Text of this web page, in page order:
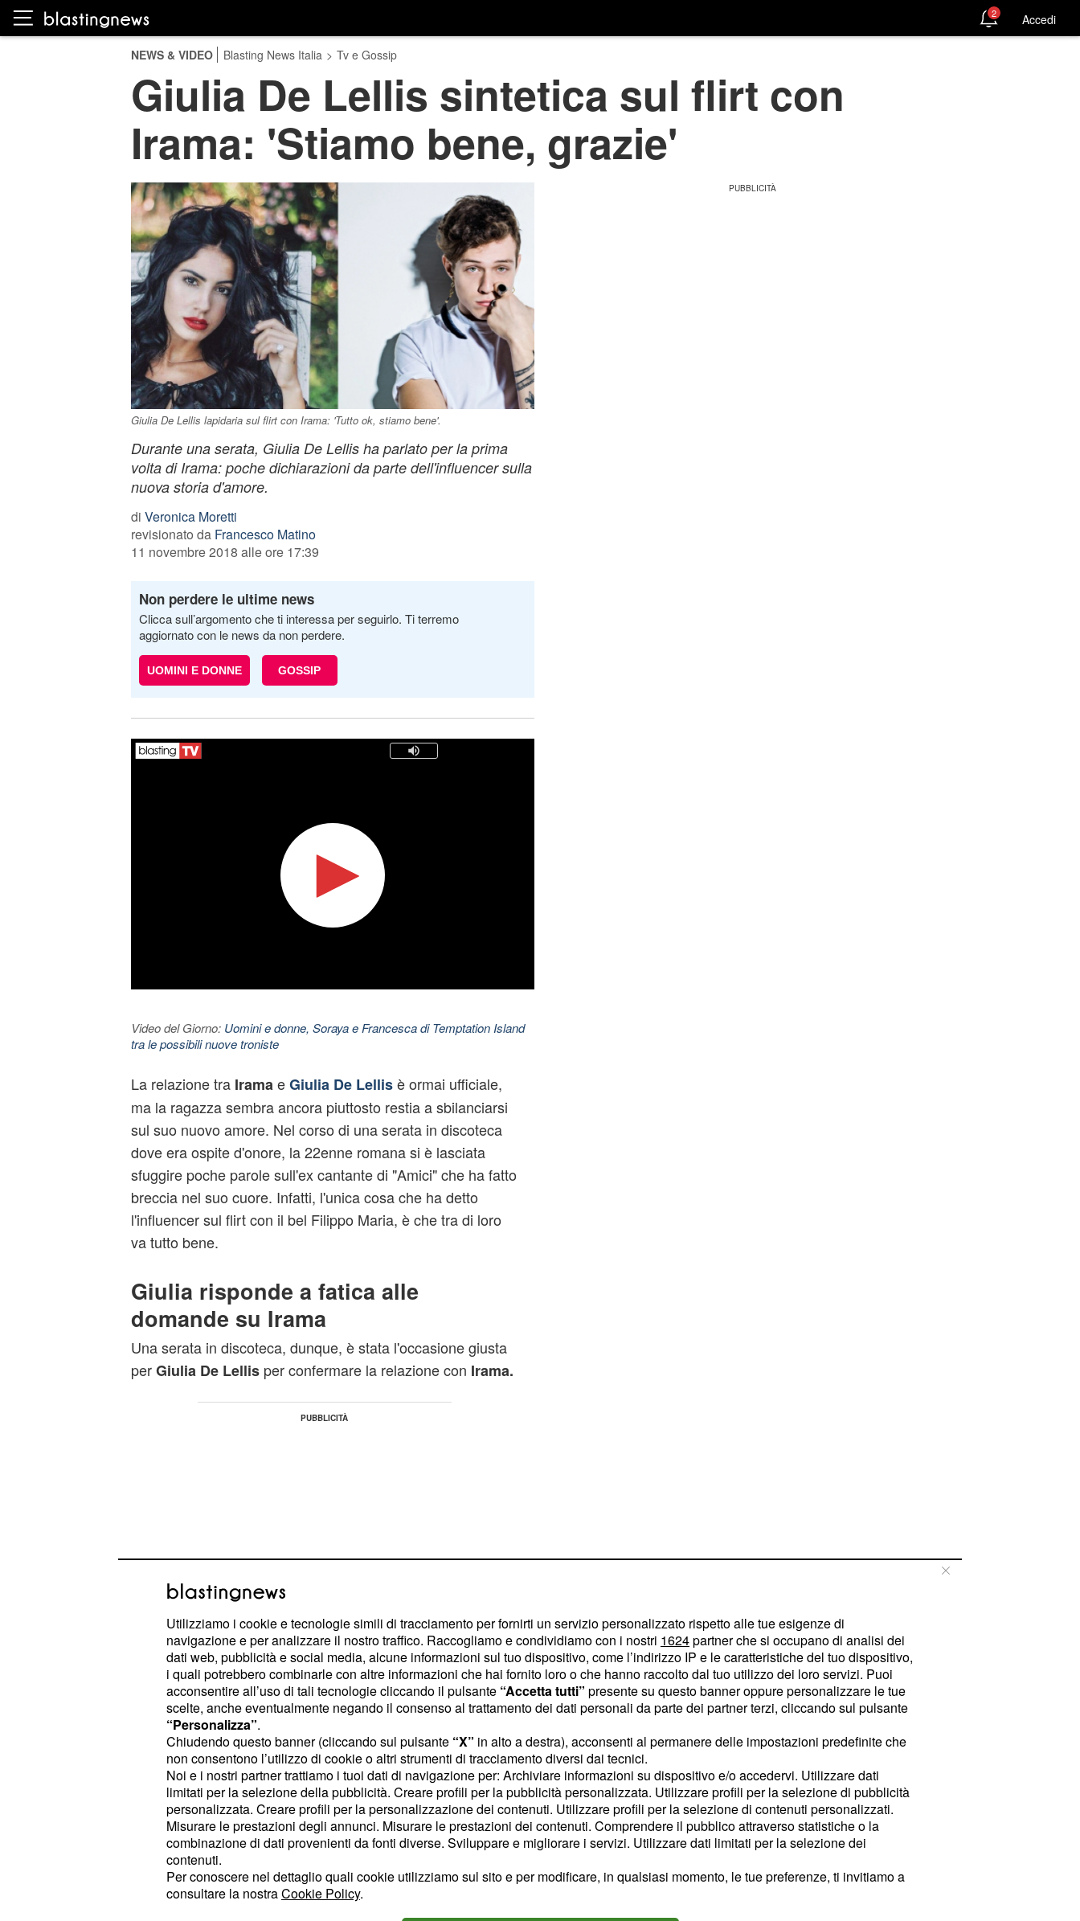
2 Accedi
NEWS & VIDEO Blasting News Italia > Tv e Gossip
Giulia De Lellis sintetica sul flirt con
Irama: 'Stiamo bene, grazie'
Giulia De Lellis lapidaria sul flirt con Irama: 'Tutto ok, stiamo bene'.
Durante una serata, Giulia De Lellis ha parlato per la prima
volta di Irama: poche dichiarazioni da parte dell'influencer sulla
nuova storia d'amore.
di Veronica Moretti
revisionato da Francesco Matino
11 novembre 2018 alle ore 17:39
Non perdere le ultime news
Clicca sull’argomento che ti interessa per seguirlo. Ti terremo
aggiornato con le news da non perdere.
UOMINI E DONNE GOSSIP
Video del Giorno: Uomini e donne, Soraya e Francesca di Temptation Island
tra le possibili nuove troniste
La relazione tra Irama eGiulia De Lellisè ormai ufficiale,
ma la ragazza sembra ancora piuttosto restia a sbilanciarsi
sul suo nuovo amore. Nel corso di una serata in discoteca
dove era ospite d'onore, la 22enne romana si è lasciata
sfuggire poche parole sull'ex cantante di "Amici" che ha fatto
breccia nel suo cuore. Infatti, l'unica cosa che ha detto
l'influencer sul flirt con il bel Filippo Maria, è che tra di loro
va tutto bene.
Giulia risponde a fatica alle
domande su Irama
Una serata in discoteca, dunque, è stata l'occasione giusta
perGiulia De Lellisper confermare la relazione con Irama.
Anche se con fatica, la giovane ha risposto alle domande di
alcuni fan che le chiedevano di sapere qualcosa in più sul
flirt con il cantautore lombardo. Dopo un momento di
esitazione, l'ex corteggiatrice di Uomini e Donne ha risposto:
"Tutto bene, grazie. Stiamo bene,ci stiamo vivendo un
Tutto bene".
Poche e ripetitive sono state le parole spese dall'influencer
per commentare la sua recente
trionfatore di "Amici 17"; una frequentazione di cui in molti
Utilizziamo i cookie e tecnologie simili di tracciamento per fornirti un servizio personalizzato rispetto alle tue esigenze di
navigazione e per analizzare il nostro traffico. Raccogliamo e condividiamo con i nostri 1624partner che si occupano di analisi dei
dati web, pubblicità e social media, alcune informazioni sul tuo dispositivo, come l’indirizzo IP e le caratteristiche del tuo dispositivo,
i quali potrebbero combinarle con altre informazioni che hai fornito loro o che hanno raccolto dal tuo utilizzo dei loro servizi. Puoi
acconsentire all’uso di tali tecnologie cliccando il pulsante “Accetta tutti” presente su questo banner oppure personalizzare le tue
scelte, anche eventualmente negando il consenso al trattamento dei dati personali da parte dei partner terzi, cliccando sul pulsante
“Personalizza”.
Chiudendo questo banner (cliccando sul pulsante “X” in alto a destra), acconsenti al permanere delle impostazioni predefinite che
non consentono l’utilizzo di cookie o altri strumenti di tracciamento diversi dai tecnici.
Noi e i nostri partner trattiamo i tuoi dati di navigazione per: Archiviare informazioni su dispositivo e/o accedervi. Utilizzare dati
limitati per la selezione della pubblicità. Creare profili per la pubblicità personalizzata. Utilizzare profili per la selezione di pubblicità
personalizzata. Creare profili per la personalizzazione dei contenuti. Utilizzare profili per la selezione di contenuti personalizzati.
Misurare le prestazioni degli annunci. Misurare le prestazioni dei contenuti. Comprendere il pubblico attraverso statistiche o la
combinazione di dati provenienti da fonti diverse. Sviluppare e migliorare i servizi. Utilizzare dati limitati per la selezione dei
contenuti.
Per conoscere nel dettaglio quali cookie utilizziamo sul sito e per modificare, in qualsiasi momento, le tue preferenze, ti invitiamo a
consultare la nostraCookie Policy.